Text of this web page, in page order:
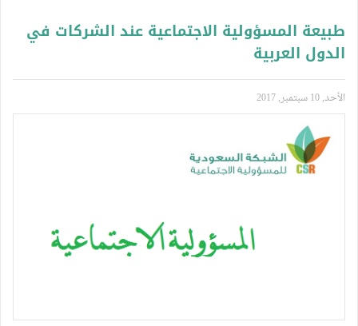
طبيعة المسؤولية الاجتماعية عند الشركات في
الدول العربية
الأحد, 10 سبتمبر, 2017